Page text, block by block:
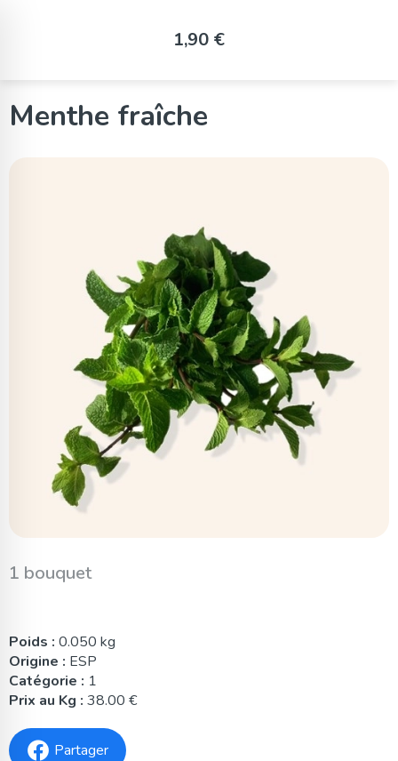
Menthe fraîche
1 bouquet
1,90 €
Poids : 0.050 kg
Origine : ESP
Catégorie : 1
Prix au Kg : 38.00 €
Partager